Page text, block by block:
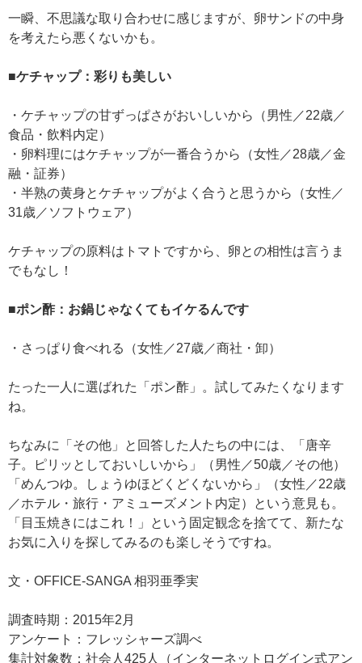
一瞬、不思議な取り合わせに感じますが、卵サンドの中身
を考えたら悪くないかも。
■ケチャップ：彩りも美しい
・ケチャップの甘ずっぱさがおいしいから（男性／22歳／
食品・飲料内定）
・卵料理にはケチャップが一番合うから（女性／28歳／金
融・証券）
・半熟の黄身とケチャップがよく合うと思うから（女性／
31歳／ソフトウェア）
ケチャップの原料はトマトですから、卵との相性は言うま
でもなし！
■ポン酢：お鍋じゃなくてもイケるんです
・さっぱり食べれる（女性／27歳／商社・卸）
たった一人に選ばれた「ポン酢」。試してみたくなります
ね。
ちなみに「その他」と回答した人たちの中には、「唐辛
子。ピリッとしておいしいから」（男性／50歳／その他）
「めんつゆ。しょうゆほどくどくないから」（女性／22歳
／ホテル・旅行・アミューズメント内定）という意見も。
「目玉焼きにはこれ！」という固定観念を捨てて、新たな
お気に入りを探してみるのも楽しそうですね。
文・OFFICE-SANGA 相羽亜季実
調査時期：2015年2月
アンケート：フレッシャーズ調べ
集計対象数：社会人425人（インターネットログイン式アン